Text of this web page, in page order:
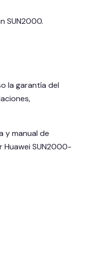
SUN2000.
la garantía del
y manual de
Huawei SUN2000-